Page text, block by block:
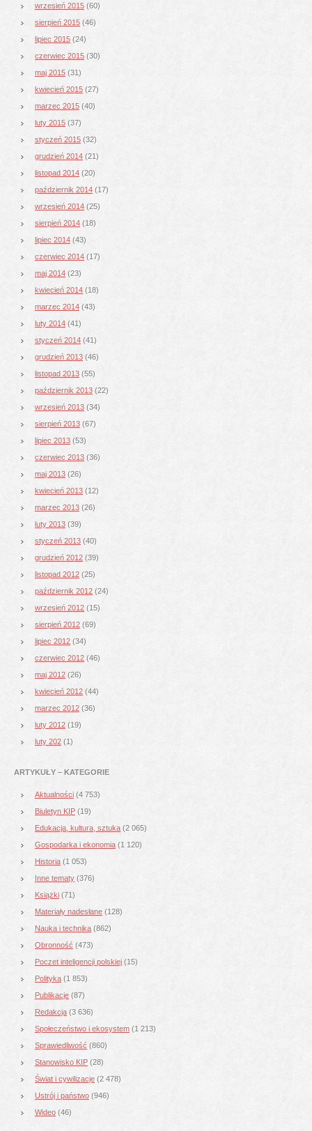
wrzesień 2015 (60)
sierpień 2015 (46)
lipiec 2015 (24)
czerwiec 2015 (30)
maj 2015 (31)
kwiecień 2015 (27)
marzec 2015 (40)
luty 2015 (37)
styczeń 2015 (32)
grudzień 2014 (21)
listopad 2014 (20)
październik 2014 (17)
wrzesień 2014 (25)
sierpień 2014 (18)
lipiec 2014 (43)
czerwiec 2014 (17)
maj 2014 (23)
kwiecień 2014 (18)
marzec 2014 (43)
luty 2014 (41)
styczeń 2014 (41)
grudzień 2013 (46)
listopad 2013 (55)
październik 2013 (22)
wrzesień 2013 (34)
sierpień 2013 (67)
lipiec 2013 (53)
czerwiec 2013 (36)
maj 2013 (26)
kwiecień 2013 (12)
marzec 2013 (26)
luty 2013 (39)
styczeń 2013 (40)
grudzień 2012 (39)
listopad 2012 (25)
październik 2012 (24)
wrzesień 2012 (15)
sierpień 2012 (69)
lipiec 2012 (34)
czerwiec 2012 (46)
maj 2012 (26)
kwiecień 2012 (44)
marzec 2012 (36)
luty 2012 (19)
luty 202 (1)
ARTYKUŁY – KATEGORIE
Aktualności (4 753)
Biuletyn KIP (19)
Edukacja, kultura, sztuka (2 065)
Gospodarka i ekonomia (1 120)
Historia (1 053)
Inne tematy (376)
Książki (71)
Materiały nadesłane (128)
Nauka i technika (862)
Obronność (473)
Poczet inteligencji polskiej (15)
Polityka (1 853)
Publikacje (87)
Redakcja (3 636)
Społeczeństwo i ekosystem (1 213)
Sprawiedliwość (860)
Stanowisko KIP (28)
Świat i cywilizacje (2 478)
Ustrój i państwo (946)
Wideo (46)